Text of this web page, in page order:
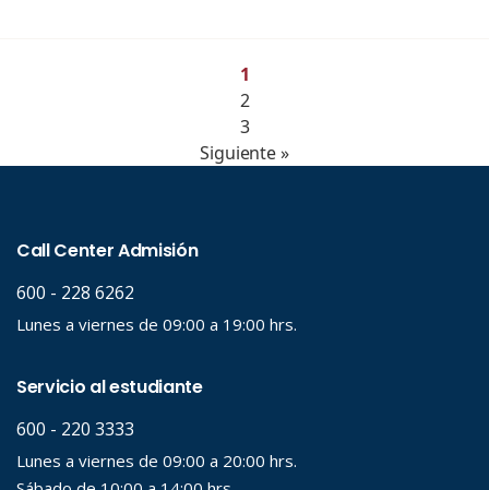
1
2
3
Siguiente »